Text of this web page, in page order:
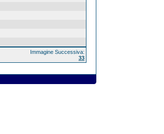
Immagine Successiva:
33